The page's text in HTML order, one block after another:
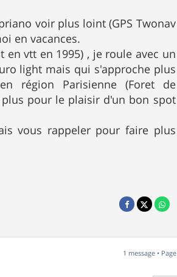
voir plus loint (GPS Twonav
en vacances.
en vtt en 1995) , je roule avec un
light mais qui s'approche plus
région Parisienne (Foret de
pour le plaisir d'un bon spot
vous rappeler pour faire plus
1 message • Page